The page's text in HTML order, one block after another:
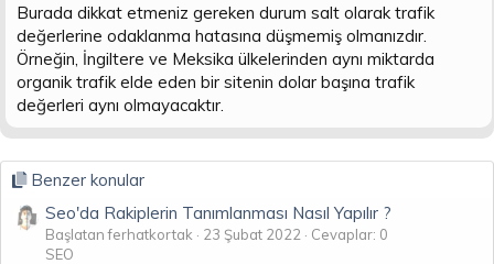
Burada dikkat etmeniz gereken durum salt olarak trafik
değerlerine odaklanma hatasına düşmemiş olmanızdır.
Örneğin, İngiltere ve Meksika ülkelerinden aynı miktarda
organik trafik elde eden bir sitenin dolar başına trafik
değerleri aynı olmayacaktır.
Benzer konular
Seo'da Rakiplerin Tanımlanması Nasıl Yapılır ?
Başlatan ferhatkortak 23 Şubat 2022
Cevaplar: 0
SEO